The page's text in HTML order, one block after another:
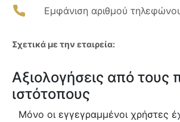
Εμφάνιση αριθμού
Σχετικά με την εταιρεία:
Αξιολογήσεις από
ιστότοπους
Μόνο οι εγγεγραμμένοι χρήστες